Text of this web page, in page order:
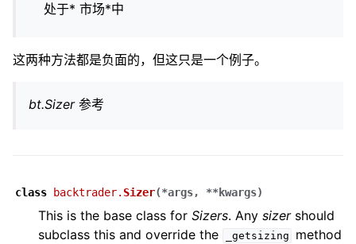
处于* 市场*中
这两种方法都是负面的，但这只是一个例子。
bt.Sizer参考
class backtrader. Sizer(*args, **kwargs)
This is the base class for Sizers. Any sizershould
subclass this and override the
_getsizing
method